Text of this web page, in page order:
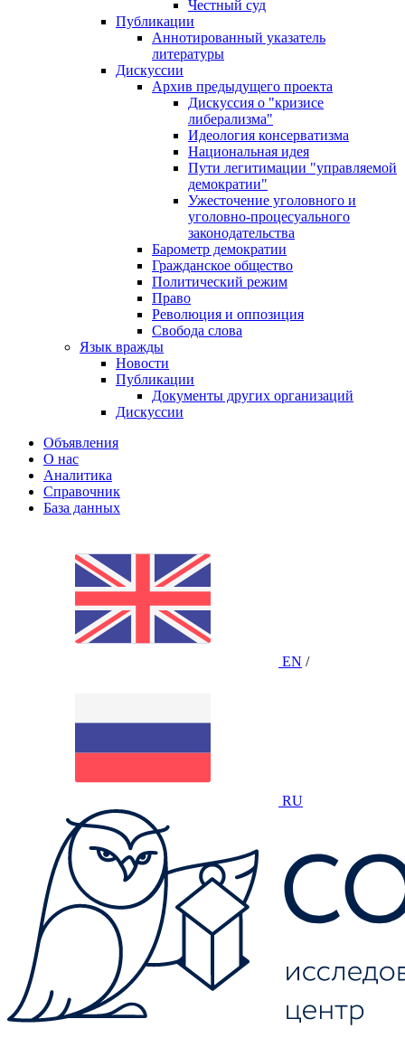
Честный суд
Публикации
Аннотированный указатель
литературы
Дискуссии
Архив предыдущего проекта
Дискуссия о "кризисе
либерализма"
Идеология консерватизма
Национальная идея
Пути легитимации "управляемой
демократии"
Ужесточение уголовного и
уголовно-процесуального
законодательства
Барометр демократии
Гражданское общество
Политический режим
Право
Революция и оппозиция
Свобода слова
Язык вражды
Новости
Публикации
Документы других организаций
Дискуссии
Объявления
О нас
Аналитика
Справочник
База данных
EN /
RU